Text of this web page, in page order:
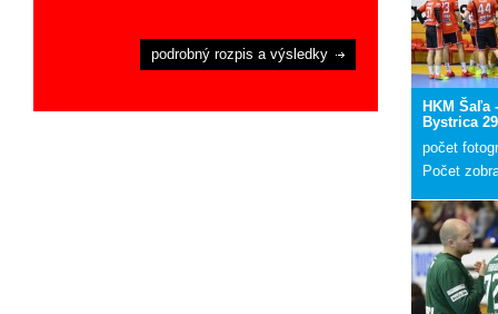
HKM Šaľa
Bystrica
počet
Počet
podrobný rozpis a výsledky